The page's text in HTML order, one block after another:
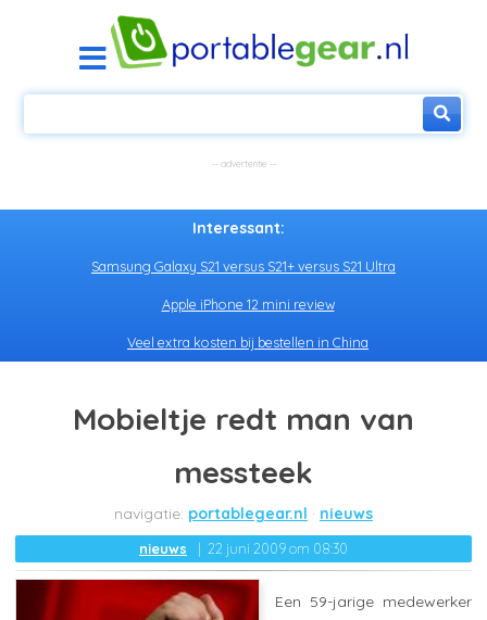
Interessant:
Samsung Galaxy S21 versus S21+ versus S21 Ultra
Apple iPhone 12 mini review
Veel extra kosten bij bestellen in China
Mobieltje redt man van
messteek
portablegear.nl nieuws
nieuws 22 juni 2009 om 08:30
Een 59-jarige medewerker